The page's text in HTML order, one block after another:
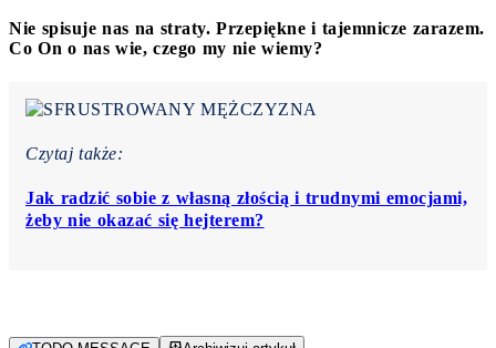
Nie spisuje nas na straty. Przepiękne i tajemnicze zarazem.
Co On o nas wie, czego my nie wiemy?
Czytaj także:
Jak radzić sobie z własną złością i trudnymi emocjami,
żeby nie okazać się hejterem?